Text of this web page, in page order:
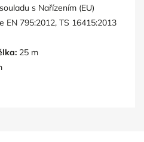
s Nařízením (EU)
EN 795:2012, TS 16415:2013
25 m